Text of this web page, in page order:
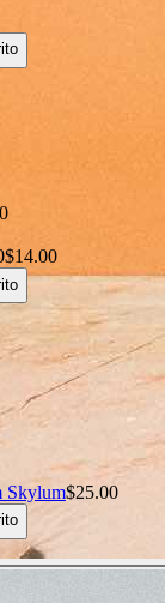
$14.00
Skylum$25.00